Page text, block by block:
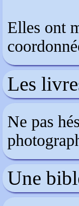
Elles ont
Les
Ne pas
Une